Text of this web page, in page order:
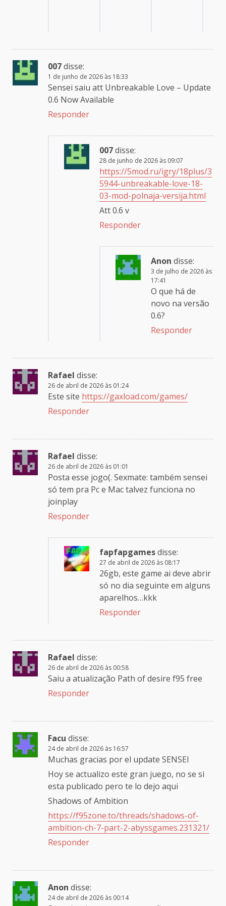
007disse:
1 de junho de 2026 às 18:33
Sensei saiu att Unbreakable Love – Update
0.6 Now Available
Responder
007disse:
28 de junho de 2026 às 09:07
https://5mod.ru/igry/18plus/3
5944-unbreakable-love-18-
03-mod-polnaja-versija.html
Att 0.6 v
Responder
Anon disse:
3 de julho de 2026 às
17:41
O que há de
novo na versão
0.6?
Responder
Rafael disse:
26 de abril de 2026 às 01:24
Este site https://gaxload.com/games/
Responder
Rafael disse:
26 de abril de 2026 às 01:01
Posta esse jogo(. Sexmate: também sensei
só tem pra Pc e Mac talvez funciona no
joinplay
Responder
fapfapgamesdisse:
27 de abril de 2026 às 08:17
26gb, este game ai deve abrir
só no dia seguinte em alguns
aparelhos…kkk
Responder
Rafael disse:
26 de abril de 2026 às 00:58
Saiu a atualização Path of desire f95 free
Responder
Facu disse:
24 de abril de 2026 às 16:57
Muchas gracias por el update SENSEI
Hoy se actualizo este gran juego, no se si
esta publicado pero te lo dejo aqui
Shadows of Ambition
https://f95zone.to/threads/shadows-of-
ambition-ch-7-part-2-abyssgames.231321/
Responder
Anon disse:
24 de abril de 2026 às 00:14